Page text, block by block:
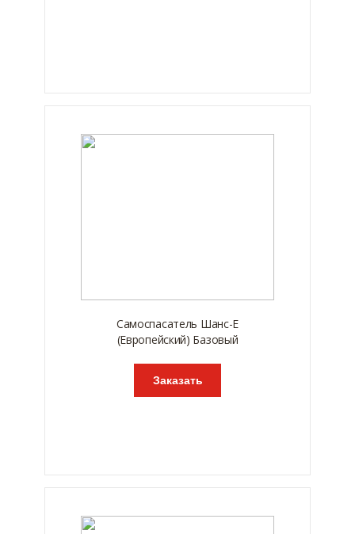
Самоспасатель Шанс-Е
(Европейский) Базовый
Заказать